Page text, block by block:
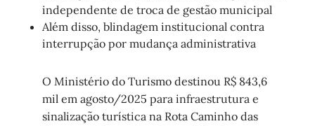
independente de troca de gestão municipal
Além disso, blindagem institucional contra
interrupção por mudança administrativa
O Ministério do Turismo destinou R$ 843,6
mil em agosto/2025 para infraestrutura e
sinalização turística na Rota Caminho das